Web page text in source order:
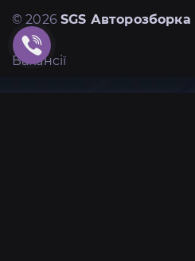
© 2026SGS Авторозборка
Вакансії